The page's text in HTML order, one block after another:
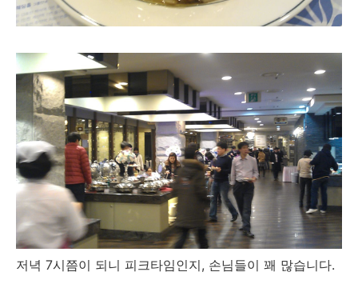
저녁 7시쯤이 되니 피크타임인지, 손님들이 꽤 많습니다.